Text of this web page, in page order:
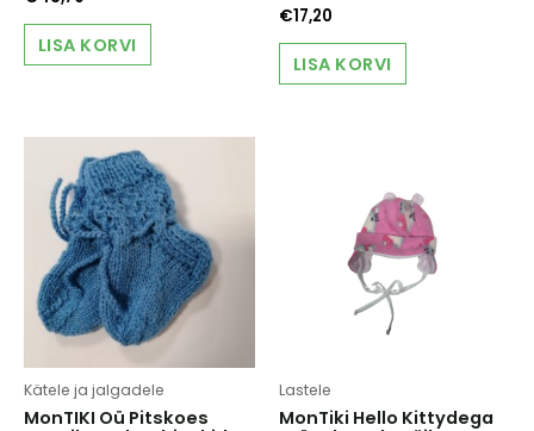
LISA KORVI
€17,20
LISA KORVI
Kätele ja jalgadele
MonTIKI Oü Pitskoes
Lastele
MonTiki Hello Kittydega